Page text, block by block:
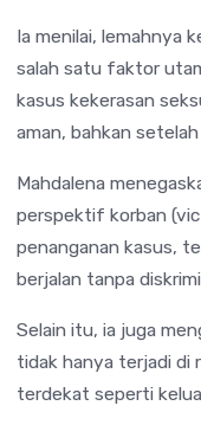
Ia menilai, lemahnya
salah satu faktor
kasus kekerasan
aman, bahkan
Mahdalena
perspektif korban
penanganan kasus,
berjalan tanpa
Selain itu, ia juga
tidak hanya terjadi di
terdekat seperti